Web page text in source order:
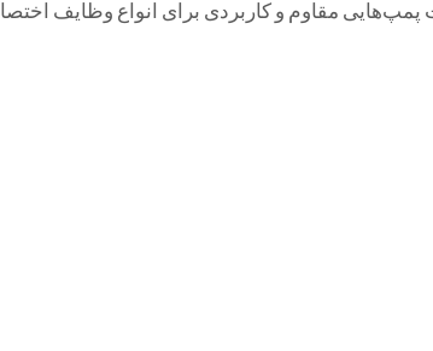
پمپ‌هایی مقاوم و کاربردی برای انواع وظایف